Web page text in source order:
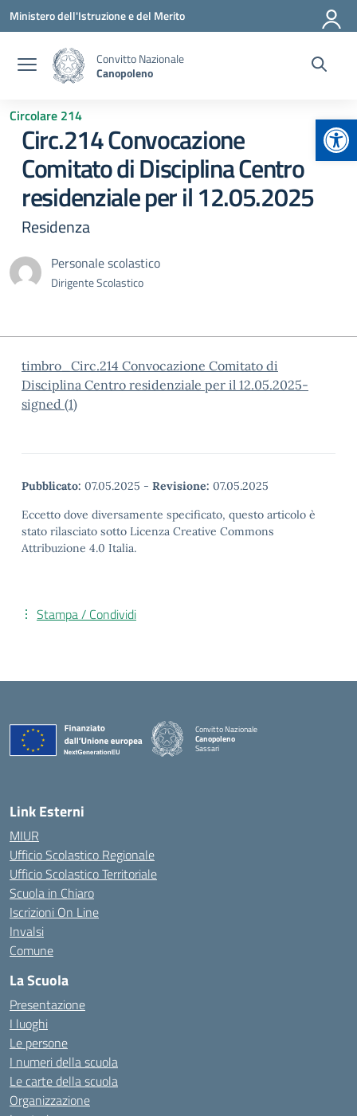
Vai ai contenuti
Vai al menu di navigazione
Vai al footer
Ministero dell'Istruzione e del Merito
Convitto Nazionale
Canopoleno
Circolare 214
Circ.214 Convocazione
Comitato di Disciplina Centro
residenziale per il 12.05.2025
Residenza
Personale scolastico
Dirigente Scolastico
timbro_Circ.214 Convocazione Comitato di
Disciplina Centro residenziale per il 12.05.2025-
signed (1)
Pubblicato: 07.05.2025 - Revisione: 07.05.2025
Eccetto dove diversamente specificato, questo articolo è
stato rilasciato sotto Licenza Creative Commons
Attribuzione 4.0 Italia.
Stampa / Condividi
Convitto Nazionale
Canopoleno
Sassari
Link Esterni
MIUR
Ufficio Scolastico Regionale
Ufficio Scolastico Territoriale
Scuola in Chiaro
Iscrizioni On Line
Invalsi
Comune
La Scuola
Presentazione
I luoghi
Le persone
I numeri della scuola
Le carte della scuola
Organizzazione